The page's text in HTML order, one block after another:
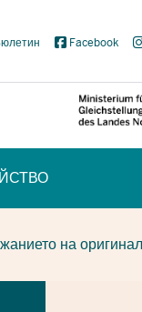
Facebook
на